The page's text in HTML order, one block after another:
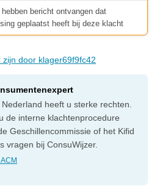
hebben bericht ontvangen dat
geplaatst heeft bij deze klacht
door klager69f9fc42
heeft u sterke rechten.
de interne klachtenprocedure
Geschillencommissie of het Kifid
vragen bij ConsuWijzer.